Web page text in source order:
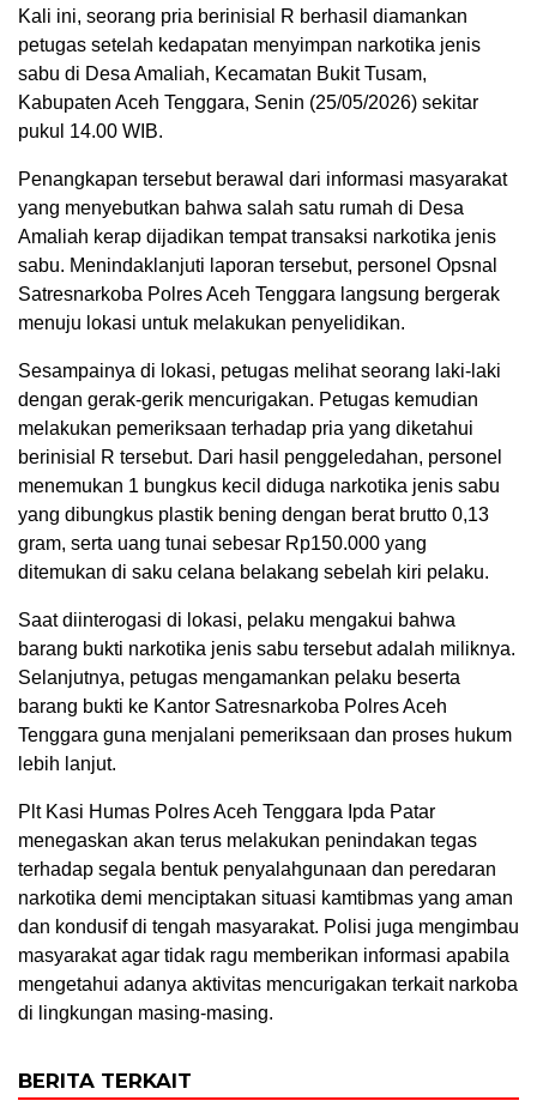
Kali ini, seorang pria berinisial R berhasil diamankan
petugas setelah kedapatan menyimpan narkotika jenis
sabu di Desa Amaliah, Kecamatan Bukit Tusam,
Kabupaten Aceh Tenggara, Senin (25/05/2026) sekitar
pukul 14.00 WIB.
Penangkapan tersebut berawal dari informasi masyarakat
yang menyebutkan bahwa salah satu rumah di Desa
Amaliah kerap dijadikan tempat transaksi narkotika jenis
sabu. Menindaklanjuti laporan tersebut, personel Opsnal
Satresnarkoba Polres Aceh Tenggara langsung bergerak
menuju lokasi untuk melakukan penyelidikan.
Sesampainya di lokasi, petugas melihat seorang laki-laki
dengan gerak-gerik mencurigakan. Petugas kemudian
melakukan pemeriksaan terhadap pria yang diketahui
berinisial R tersebut. Dari hasil penggeledahan, personel
menemukan 1 bungkus kecil diduga narkotika jenis sabu
yang dibungkus plastik bening dengan berat brutto 0,13
gram, serta uang tunai sebesar Rp150.000 yang
ditemukan di saku celana belakang sebelah kiri pelaku.
Saat diinterogasi di lokasi, pelaku mengakui bahwa
barang bukti narkotika jenis sabu tersebut adalah miliknya.
Selanjutnya, petugas mengamankan pelaku beserta
barang bukti ke Kantor Satresnarkoba Polres Aceh
Tenggara guna menjalani pemeriksaan dan proses hukum
lebih lanjut.
Plt Kasi Humas Polres Aceh Tenggara Ipda Patar
menegaskan akan terus melakukan penindakan tegas
terhadap segala bentuk penyalahgunaan dan peredaran
narkotika demi menciptakan situasi kamtibmas yang aman
dan kondusif di tengah masyarakat. Polisi juga mengimbau
masyarakat agar tidak ragu memberikan informasi apabila
mengetahui adanya aktivitas mencurigakan terkait narkoba
di lingkungan masing-masing.
BERITA TERKAIT